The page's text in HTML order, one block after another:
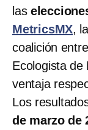
las
MetricsMX,
coalición
Ecologista de
ventaja
Los
de marzo de